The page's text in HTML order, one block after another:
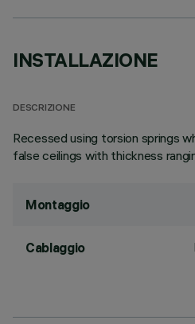
INSTALLAZIONE
DESCRIZIONE
Recessed using torsion springs
false ceilings with thickness
Montaggio
Cablaggio